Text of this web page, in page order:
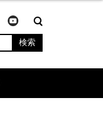
検索